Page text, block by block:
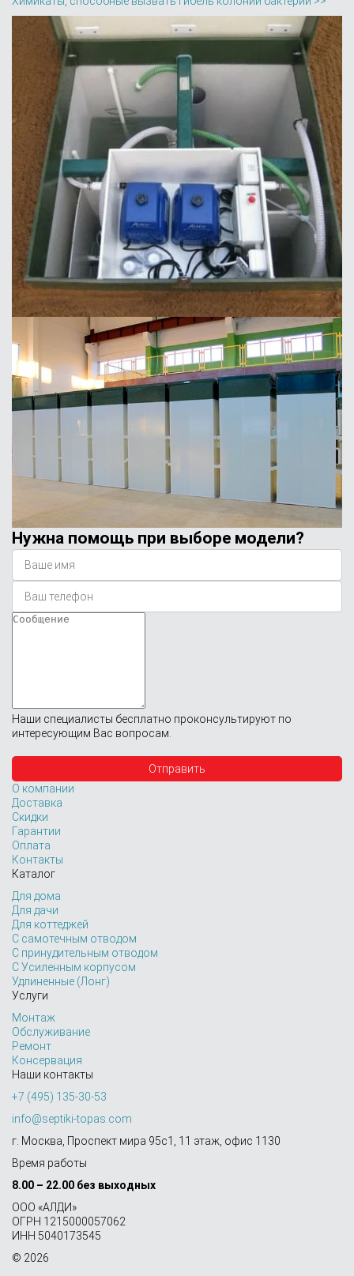
Нужна помощь при выборе модели?
Наши специалисты бесплатно проконсультируют по
интересующим Вас вопросам.
О компании
Доставка
Скидки
Гарантии
Оплата
Контакты
Каталог
Для дома
Для дачи
Для коттеджей
С самотечным отводом
С принудительным отводом
С Усиленным корпусом
Удлиненные (Лонг)
Услуги
Монтаж
Обслуживание
Ремонт
Консервация
Наши контакты
+7 (495) 135-30-53
info@septiki-topas.com
г. Москва, Проспект мира 95с1, 11 этаж, офис 1130
Время работы
8.00 – 22.00 без выходных
OOO «АЛДИ»
ОГРН 1215000057062
ИНН 5040173545
© 2026